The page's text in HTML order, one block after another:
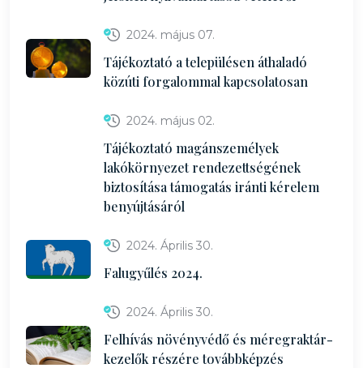
2024. május 07.
Tájékoztató a településen áthaladó
közúti forgalommal kapcsolatosan
2024. május 02.
Tájékoztató magánszemélyek
lakókörnyezet rendezettségének
biztosítása támogatás iránti kérelem
benyújtásáról
2024. Április 30.
Falugyűlés 2024.
2024. Április 30.
Felhívás növényvédő és méregraktár-
kezelők részére továbbképzés